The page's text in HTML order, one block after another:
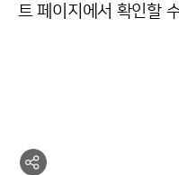
트 페이지에서 확인할